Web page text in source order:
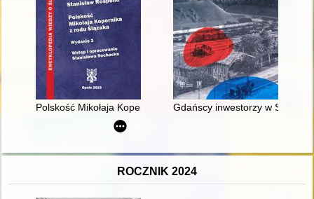
Polskość Mikołaja Kopernika z rodu Ślązaka
Gdańscy inwestorzy w
ROCZNIK 2024